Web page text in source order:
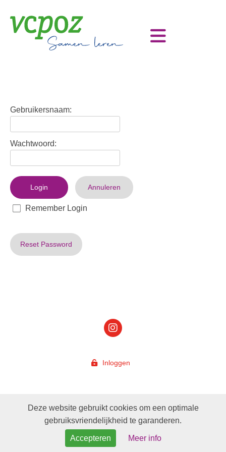
Gebruikersnaam:
Wachtwoord:
Login Annuleren
Remember Login
Reset Password
Inloggen
Deze website gebruikt cookies om een optimale
gebruiksvriendelijkheid te garanderen.
Accepteren Meer info